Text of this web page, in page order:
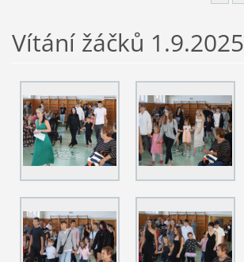
Vítání žáčků 1.9.2025